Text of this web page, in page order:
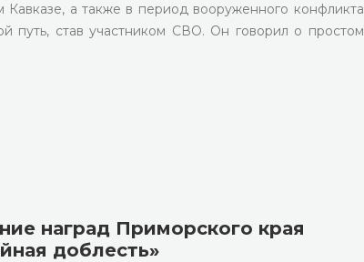
Кавказе, а также в период вооруженного конфликта
путь, став участником СВО. Он говорил о простом
наград Приморского края
доблесть»